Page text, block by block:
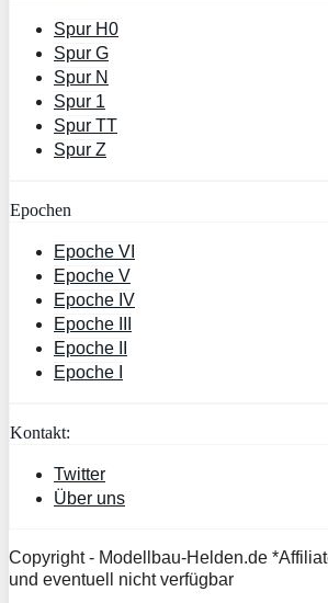
Spur H0
Spur G
Spur N
Spur 1
Spur TT
Spur Z
Epochen
Epoche VI
Epoche V
Epoche IV
Epoche III
Epoche II
Epoche I
Kontakt:
Twitter
Über uns
Copyright - Modellbau-Helden.de
und eventuell nicht verfügbar